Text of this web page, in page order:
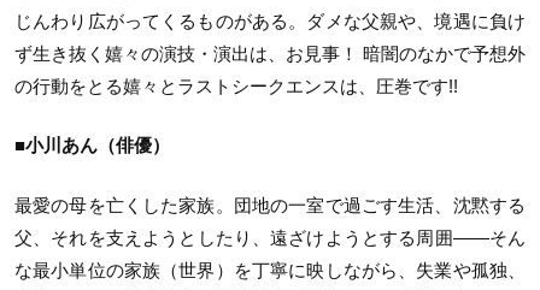
じんわり広がってくるものがある。ダメな父親や、境遇に負け
ず生き抜く嬉々の演技・演出は、お見事！ 暗闇のなかで予想外
の行動をとる嬉々とラストシークエンスは、圧巻です!!
■小川あん（俳優）
最愛の母を亡くした家族。団地の一室で過ごす生活、沈黙する
父、それを支えようとしたり、遠ざけようとする周囲――そん
な最小単位の家族（世界）を丁寧に映しながら、失業や孤独、